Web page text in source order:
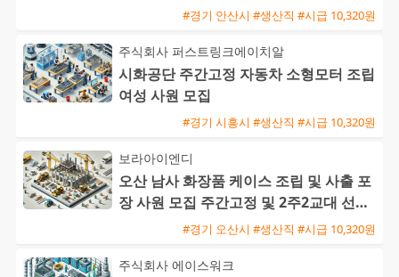
#경기 안산시 #생산직 #시급 10,320원
주식회사 퍼스트링크에이치알
시화공단 주간고정 자동차 소형모터 조립
여성 사원 모집
#경기 시흥시 #생산직 #시급 10,320원
보라아이엔디
오산 남사 화장품 케이스 조립 및 사출 포
장 사원 모집 주간고정 및 2주2교대 선택
가능 통근버스 및 기숙사
#경기 오산시 #생산직 #시급 10,320원
주식회사 에이스워크